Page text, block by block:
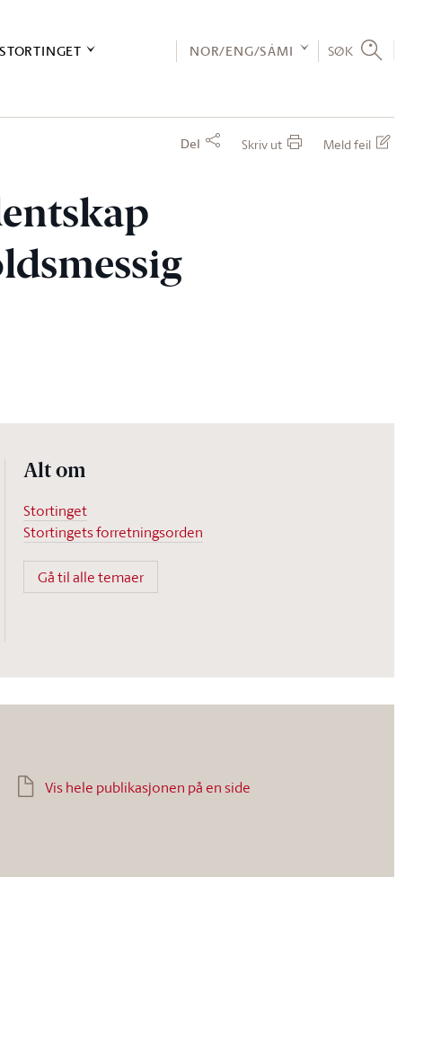
NOR/ENG/SÁMI SØK
Del Skriv ut Meld feil
Alt om
Stortinget
Stortingets forretningsorden
Gå til alle temaer
Vis hele publikasjonen på en side